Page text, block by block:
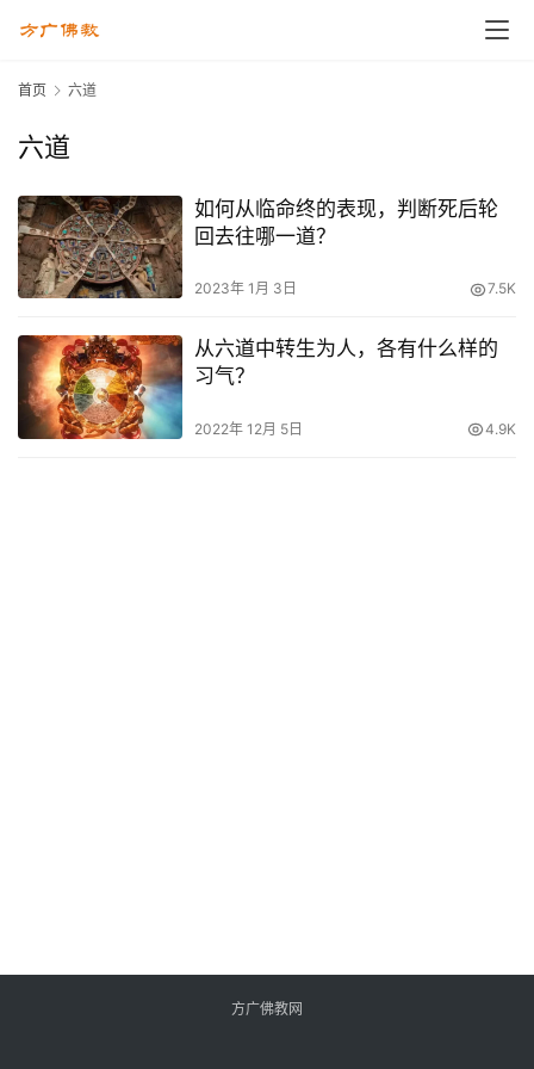
首页 六道
六道
如何从临命终的表现，判断死后轮
回去往哪一道？
2023年 1月 3日 7.5K
从六道中转生为人，各有什么样的
习气？
2022年 12月 5日 4.9K
方广佛教网